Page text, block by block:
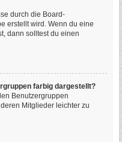
durch die Board-
erstellt wird. Wenn du eine
dann solltest du einen
farbig dargestellt?
Benutzergruppen
Mitglieder leichter zu